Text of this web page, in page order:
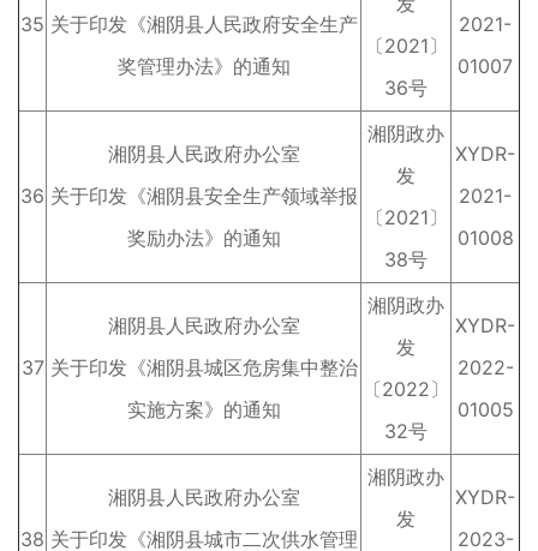
35 关于印发《湘阴县人民政府安全生产
奖管理办法》的通知
〔2021〕
36号
2021-
01007
36
湘阴县人民政府办公室
关于印发《湘阴县安全生产领域举报
奖励办法》的通知
湘阴政办
发
〔2021〕
38号
XYDR-
2021-
01008
37
湘阴县人民政府办公室
关于印发《湘阴县城区危房集中整治
实施方案》的通知
湘阴政办
发
〔2022〕
32号
XYDR-
2022-
01005
38
湘阴县人民政府办公室
关于印发《湘阴县城市二次供水管理
湘阴政办
发
XYDR-
2023-